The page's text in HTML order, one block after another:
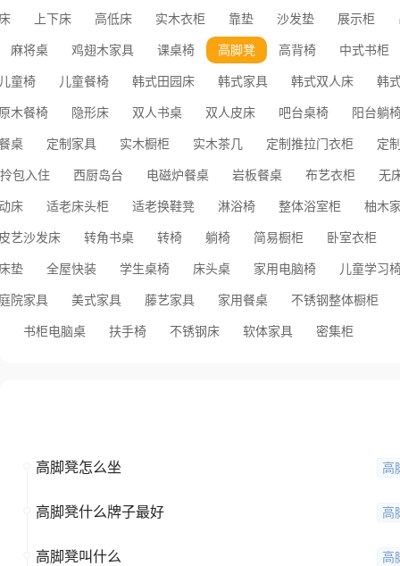
高脚凳怎么坐 高
高脚凳什么牌子最好 高
高脚凳叫什么 高
上下床 高低床 实木衣柜 靠垫 沙发垫 展示柜
麻将桌 鸡翅木家具 课桌椅 高脚凳 高背椅 中式书柜
童椅 儿童餐椅 韩式田园床 韩式家具 韩式双人床 韩
木餐椅 隐形床 双人书桌 双人皮床 吧台桌椅 阳台躺
桌 定制家具 实木橱柜 实木茶几 定制推拉门衣柜 定
包入住 西厨岛台 电磁炉餐桌 岩板餐桌 布艺衣柜 无
床 适老床头柜 适老换鞋凳 淋浴椅 整体浴室柜 柚木
艺沙发床 转角书桌 转椅 躺椅 简易橱柜 卧室衣柜
垫 全屋快装 学生桌椅 床头桌 家用电脑椅 儿童学习
院家具 美式家具 藤艺家具 家用餐桌 不锈钢整体橱柜
书柜电脑桌 扶手椅 不锈钢床 软体家具 密集柜